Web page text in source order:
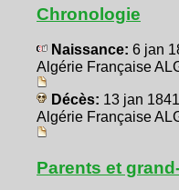
Chronologie
Naissance: 6 jan
Algérie Française
Décès: 13 jan
Algérie Française
Parents et